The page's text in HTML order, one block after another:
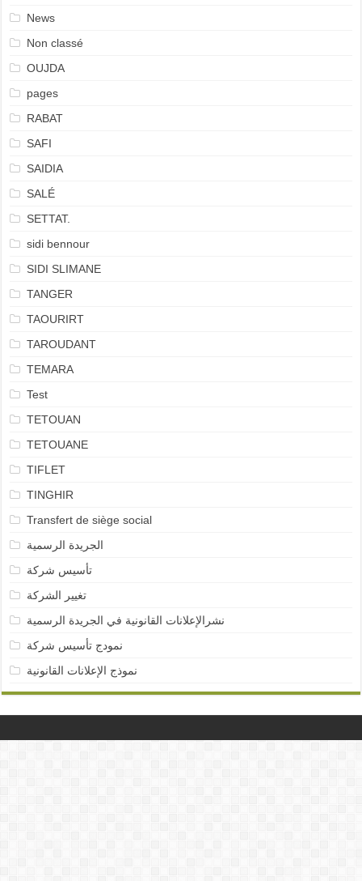
News
Non classé
OUJDA
pages
RABAT
SAFI
SAIDIA
SALÉ
SETTAT.
sidi bennour
SIDI SLIMANE
TANGER
TAOURIRT
TAROUDANT
TEMARA
Test
TETOUAN
TETOUANE
TIFLET
TINGHIR
Transfert de siège social
الجريدة الرسمية
تأسيس شركة
تغيير الشركة
نشرالإعلانات القانونية في الجريدة الرسمية
نمودج تأسيس شركة
نموذج الإعلانات القانونية